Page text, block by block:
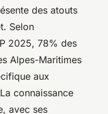
des atouts
Selon
2025, 78% des
Alpes-Maritimes
aux
connaissance
avec ses